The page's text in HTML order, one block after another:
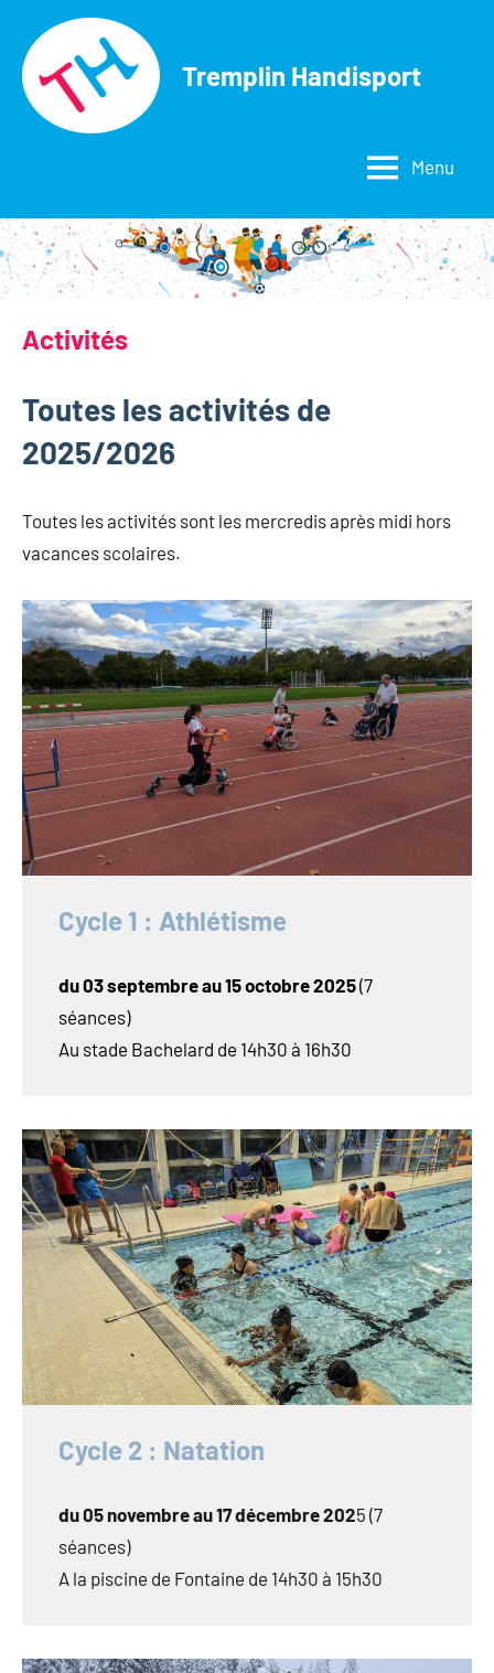
contenu
Tremplin Handisport
Menu
Activités
Toutes les activités de
2025/2026
Toutes les activités sont les mercredis après midi hors
vacances scolaires.
Cycle 1 : Athlétisme
du 03 septembre au 15 octobre 2025(7
séances)
Au stade Bachelard de 14h30 à 16h30
Cycle 2 : Natation
du 05 novembre au 17 décembre 2025 (7
séances)
A la piscine de Fontaine de 14h30 à 15h30